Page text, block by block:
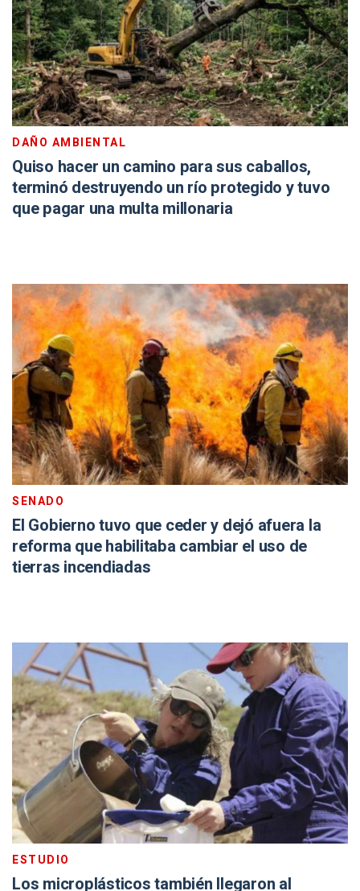
DAÑO AMBIENTAL
Quiso hacer un camino para sus caballos,
terminó destruyendo un río protegido y tuvo
que pagar una multa millonaria
SENADO
El Gobierno tuvo que ceder y dejó afuera la
reforma que habilitaba cambiar el uso de
tierras incendiadas
ESTUDIO
Los microplásticos también llegaron al